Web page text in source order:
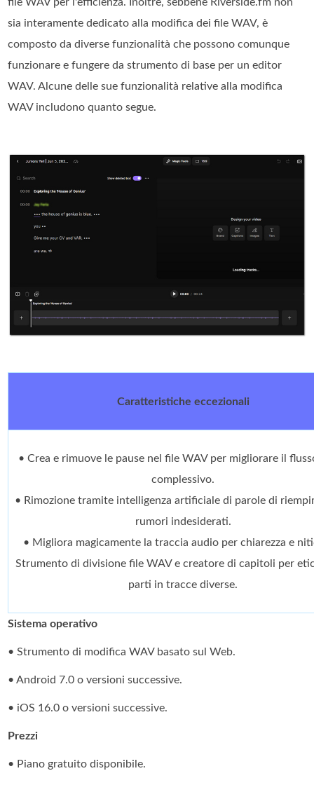
sia interamente dedicato alla modifica dei file WAV, è
composto da diverse funzionalità che possono comunque
funzionare e fungere da strumento di base per un editor
WAV. Alcune delle sue funzionalità relative alla modifica
WAV includono quanto segue.
Caratteristiche eccezionali
• Crea e rimuove le pause nel file WAV per migliorare il
complessivo.
• Rimozione tramite intelligenza artificiale di parole di
rumori indesiderati.
• Migliora magicamente la traccia audio per chiarezza e
Strumento di divisione file WAV e creatore di capitoli per
parti in tracce diverse.
Sistema operativo
• Strumento di modifica WAV basato sul Web.
• Android 7.0 o versioni successive.
• iOS 16.0 o versioni successive.
Prezzi
• Piano gratuito disponibile.